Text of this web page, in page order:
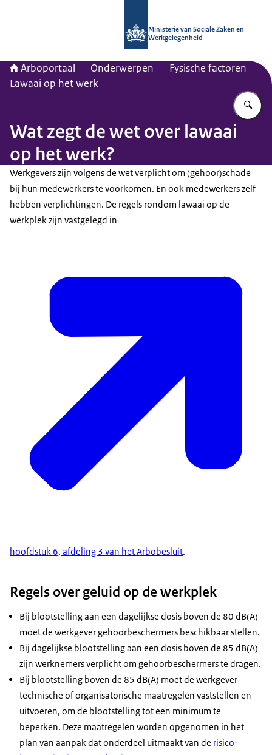
Ministerie van Sociale Zaken en
Werkgelegenheid
Arboportaal Onderwerpen
Fysische factoren
Lawaai op het werk
Wat zegt de wet over lawaai
op het werk?
Werkgevers zijn volgens de wet verplicht om (gehoor)schade
bij hun medewerkers te voorkomen. En ook medewerkers zelf
hebben verplichtingen. De regels rondom lawaai op de
werkplek zijn vastgelegd in
hoofdstuk 6, afdeling 3 van het Arbobesluit.
Regels over geluid op de werkplek
Bij blootstelling aan een dagelijkse dosis boven de 80 dB(A)
moet de werkgever gehoorbeschermers beschikbaar stellen.
Bij dagelijkse blootstelling aan een dosis boven de 85 dB(A)
zijn werknemers verplicht om gehoorbeschermers te dragen.
Bij blootstelling boven de 85 dB(A) moet de werkgever
technische of organisatorische maatregelen vaststellen en
uitvoeren, om de blootstelling tot een minimum te
beperken. Deze maatregelen worden opgenomen in het
plan van aanpak dat onderdeel uitmaakt van de risico-